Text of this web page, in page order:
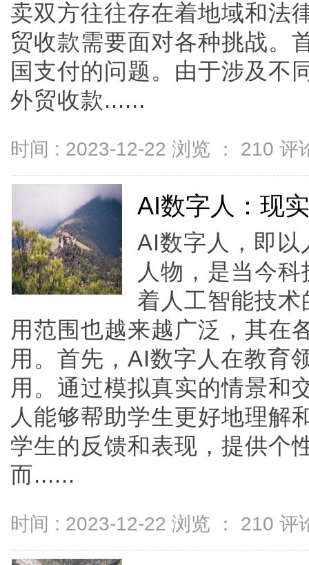
卖双方往往存在着地域和法
贸收款需要面对各种挑战。
国支付的问题。由于涉及不
外贸收款......
时间 : 2023-12-22 浏览 ： 210 评
AI数字人：现
AI数字人，即以
人物，是当今
着人工智能技
用范围也越来越广泛，其在
用。首先，AI数字人在教育
用。通过模拟真实的情景和
人能够帮助学生更好地理解
学生的反馈和表现，提供个
而......
时间 : 2023-12-22 浏览 ： 210 评